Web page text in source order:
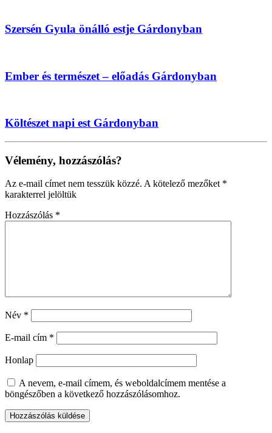
Szersén Gyula önálló estje Gárdonyban
Ember és természet – előadás Gárdonyban
Költészet napi est Gárdonyban
Vélemény, hozzászólás?
Az e-mail címet nem tesszük közzé. A kötelező mezőket *
karakterrel jelöltük
Hozzászólás *
Név *
E-mail cím *
Honlap
A nevem, e-mail címem, és weboldalcímem mentése a
böngészőben a következő hozzászólásomhoz.